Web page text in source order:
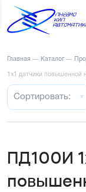
Главная — Каталог —
1х1 датчики повышенной
Сортировать:
ПД100И